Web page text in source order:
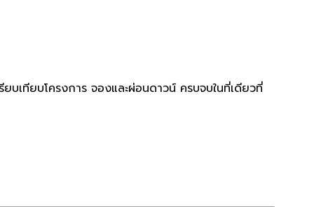
บเทียบโครงการ จองและผ่อนดาวน์ ครบจบในที่เดียวที่